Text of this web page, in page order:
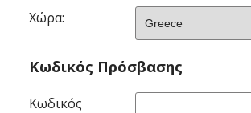
Χώρα:
Κωδικός Πρόσβασης
Κωδικός